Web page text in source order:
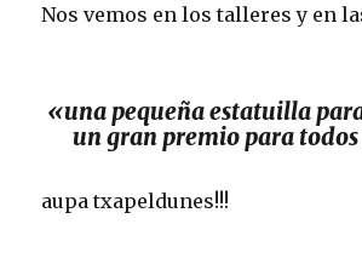
Nos vemos en los talleres y en
«una pequeña estatuilla
un gran premio para
aupa txapeldunes!!!